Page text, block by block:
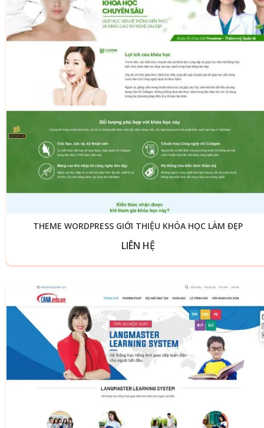
THEME WORDPRESS GIỚI THIỆU KHÓA HỌC LÀM ĐẸP
LIÊN HỆ